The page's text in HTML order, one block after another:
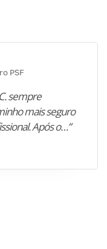
PSF
sempre
mais seguro
Após o…”